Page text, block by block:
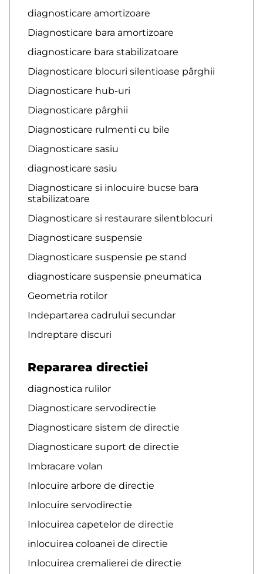
diagnosticare amortizoare
Diagnosticare bara amortizoare
diagnosticare bara stabilizatoare
Diagnosticare blocuri silentioase pârghii
Diagnosticare hub-uri
Diagnosticare pârghii
Diagnosticare rulmenti cu bile
Diagnosticare sasiu
diagnosticare sasiu
Diagnosticare si inlocuire bucse bara
stabilizatoare
Diagnosticare si restaurare silentblocuri
Diagnosticare suspensie
Diagnosticare suspensie pe stand
diagnosticare suspensie pneumatica
Geometria rotilor
Indepartarea cadrului secundar
Indreptare discuri
Repararea directiei
diagnostica rulilor
Diagnosticare servodirectie
Diagnosticare sistem de directie
Diagnosticare suport de directie
Imbracare volan
Inlocuire arbore de directie
Inlocuire servodirectie
Inlocuirea capetelor de directie
inlocuirea coloanei de directie
Inlocuirea cremalierei de directie